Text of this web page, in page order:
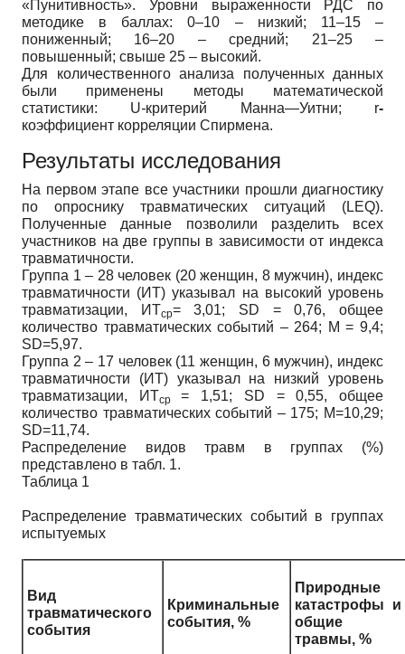
«Пунитивность». Уровни выраженности РДС по
методике в баллах: 0–10 – низкий; 11–15 –
пониженный; 16–20 – средний; 21–25 –
повышенный; свыше 25 – высокий.
Для количественного анализа полученных данных
были применены методы математической
статистики: U-критерий Манна—Уитни; r-
коэффициент корреляции Спирмена.
Результаты исследования
На первом этапе все участники прошли диагностику
по опроснику травматических ситуаций (LEQ).
Полученные данные позволили разделить всех
участников на две группы в зависимости от индекса
травматичности.
Группа 1 – 28 человек (20 женщин, 8 мужчин), индекс
травматичности (ИТ) указывал на высокий уровень
травматизации, ИТср= 3,01; SD = 0,76, общее
количество травматических событий – 264; M = 9,4;
SD=5,97.
Группа 2 – 17 человек (11 женщин, 6 мужчин), индекс
травматичности (ИТ) указывал на низкий уровень
травматизации, ИТср= 1,51; SD = 0,55, общее
количество травматических событий – 175; M=10,29;
SD=11,74.
Распределение видов травм в группах (%)
представлено в табл. 1.
Таблица 1
Распределение травматических событий в группах
испытуемых
Вид
травматического
события
Криминальные
события, %
Природные
катастрофы и
общие
травмы, %